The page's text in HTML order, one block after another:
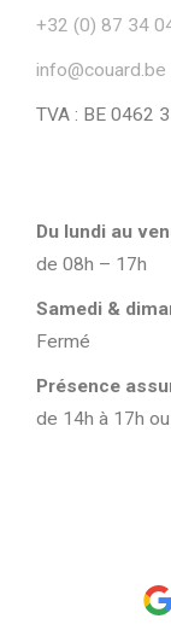
+32 (0) 87 34
info@couard.be
TVA : BE 0462
Du lundi au
de 08h – 17h
Samedi &
Fermé
Présence
de 14h à 17h